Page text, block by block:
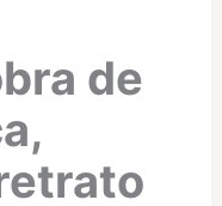
de